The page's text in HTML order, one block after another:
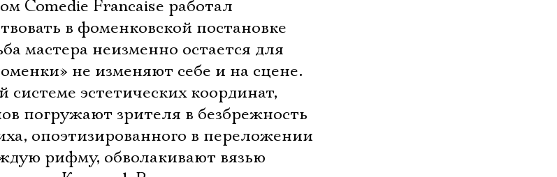
Comеdie Franсaise работал
в фоменковской постановке
мастера неизменно остается для
не изменяют себе и на сцене.
эстетических координат,
погружают зрителя в безбрежность
опоэтизированного в переложении
рифму, обволакивают вязью